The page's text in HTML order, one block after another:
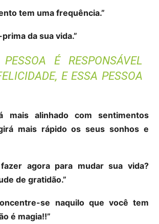
tem uma frequência.”
da sua vida.”
É RESPONSÁVEL
E ESSA PESSOA
mais alinhado com sentimentos
mais rápido os seus sonhos e
agora para mudar sua vida?
de gratidão.”
se naquilo que você tem
é magia!!”